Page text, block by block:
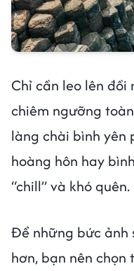
Chỉ cần leo lên đồi
chiêm ngưỡng
làng chài bình yên
hoàng hôn hay
“chill” và khó quên.
Để những bức ảnh
hơn, bạn nên